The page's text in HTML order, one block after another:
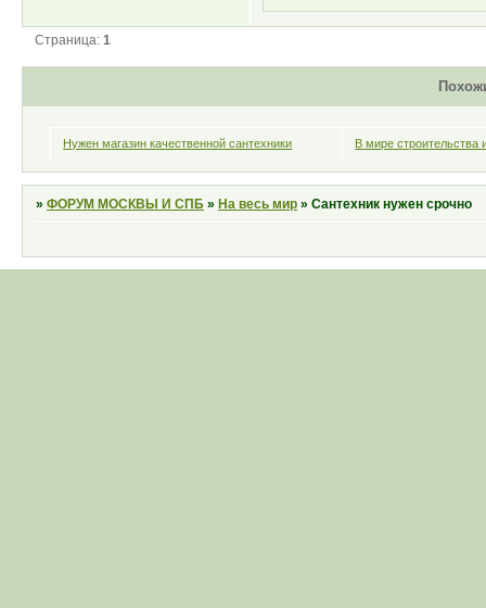
Страница:1
Нужен магазин качественной сантехники В мире строительства
»ФОРУМ МОСКВЫ И СПБ »На весь мир »Сантехник нужен срочно